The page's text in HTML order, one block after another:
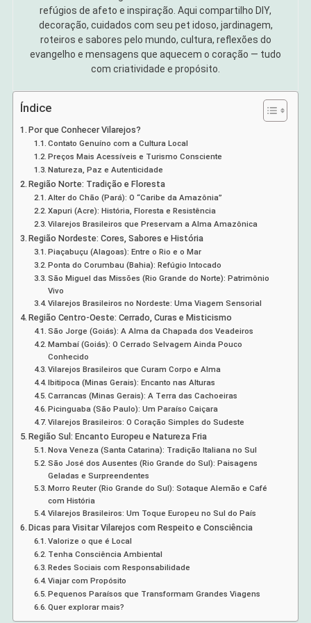
refúgios de afeto e inspiração. Aqui compartilho DIY,
decoração, cuidados com seu pet idoso, jardinagem,
roteiros e sabores pelo mundo, cultura, reflexões do
evangelho e mensagens que aquecem o coração — tudo
com criatividade e propósito.
Índice
Por que Conhecer Vilarejos?
Contato Genuíno com a Cultura Local
Preços Mais Acessíveis e Turismo Consciente
Natureza, Paz e Autenticidade
Região Norte: Tradição e Floresta
Alter do Chão (Pará): O “Caribe da Amazônia”
Xapuri (Acre): História, Floresta e Resistência
Vilarejos Brasileiros que Preservam a Alma Amazônica
Região Nordeste: Cores, Sabores e História
Piaçabuçu (Alagoas): Entre o Rio e o Mar
Ponta do Corumbau (Bahia): Refúgio Intocado
São Miguel das Missões (Rio Grande do Norte): Patrimônio
Vivo
Vilarejos Brasileiros no Nordeste: Uma Viagem Sensorial
Região Centro-Oeste: Cerrado, Curas e Misticismo
São Jorge (Goiás): A Alma da Chapada dos Veadeiros
Mambaí (Goiás): O Cerrado Selvagem Ainda Pouco
Conhecido
Vilarejos Brasileiros que Curam Corpo e Alma
Ibitipoca (Minas Gerais): Encanto nas Alturas
Carrancas (Minas Gerais): A Terra das Cachoeiras
Picinguaba (São Paulo): Um Paraíso Caiçara
Vilarejos Brasileiros: O Coração Simples do Sudeste
Região Sul: Encanto Europeu e Natureza Fria
Nova Veneza (Santa Catarina): Tradição Italiana no Sul
São José dos Ausentes (Rio Grande do Sul): Paisagens
Geladas e Surpreendentes
Morro Reuter (Rio Grande do Sul): Sotaque Alemão e Café
com História
Vilarejos Brasileiros: Um Toque Europeu no Sul do País
Dicas para Visitar Vilarejos com Respeito e Consciência
Valorize o que é Local
Tenha Consciência Ambiental
Redes Sociais com Responsabilidade
Viajar com Propósito
Pequenos Paraísos que Transformam Grandes Viagens
Quer explorar mais?